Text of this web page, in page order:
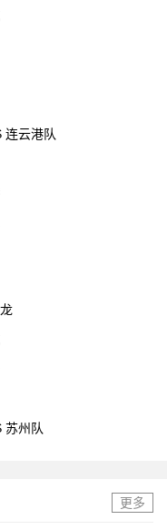
连云港队
苏州队
更多